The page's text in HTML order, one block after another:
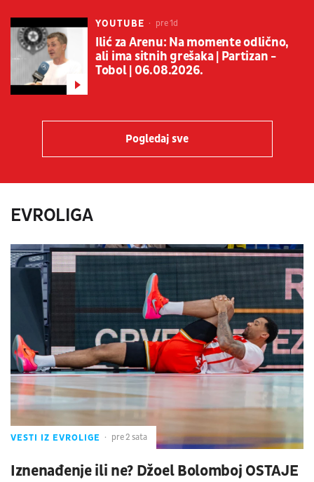
YOUTUBE pre 1d
Ilić za Arenu: Na momente odlično,
ali ima sitnih grešaka | Partizan -
Tobol | 06.08.2026.
Pogledaj sve
EVROLIGA
VESTI IZ EVROLIGE pre 2 sata
Iznenađenje ili ne? Džoel Bolomboj OSTAJE